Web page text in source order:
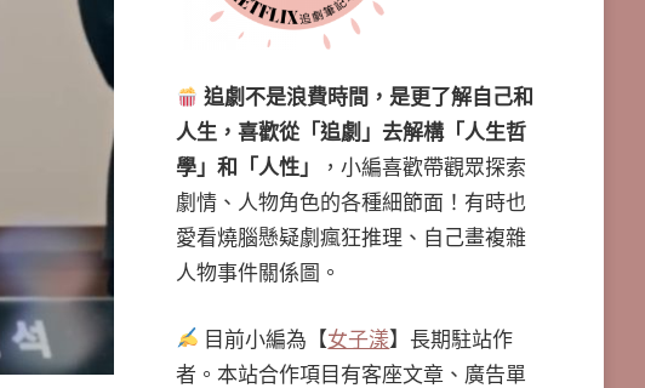
追劇不是浪費時間，是更了解自己和
人生，喜歡從「追劇」去解構「人生哲
學」和「人性」
，小編喜歡帶觀眾探索
劇情、人物角色的各種細節面！有時也
愛看燒腦懸疑劇瘋狂推理、自己畫複雜
人物事件關係圖。
目前小編為【女子漾】長期駐站作
者。本站合作項目有客座文章、廣告單